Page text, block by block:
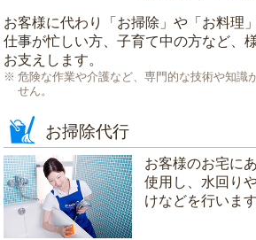
お客様に代わり「 お掃除 」や「 お料理
仕事が忙しい方、子育て中の方など、
お支えします。
危険な作業や介護など、専門的な技術や知識
せん。
お掃除代行
お客様のお宅に
使用し、水回り
けなどを行います